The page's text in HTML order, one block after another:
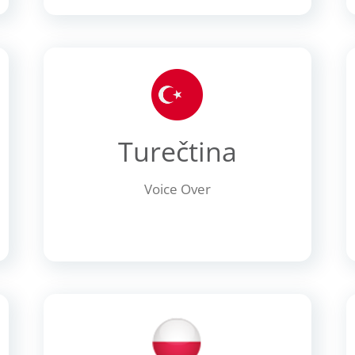
Turečtina
Voice Over